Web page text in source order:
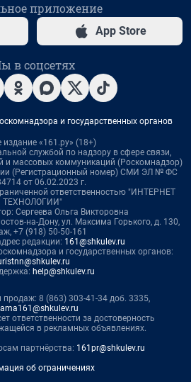
приложение
App Store
в соцсетях
и государственных органов
издание «161.ру» (18+)
службой по надзору в сфере связи,
и массовых коммуникаций (Роскомнадзор)
(Регистрационный номер) СМИ ЭЛ № ФС
от 06.02.2023 г.
ответственностью "ИНТЕРНЕТ
ТЕХНОЛОГИИ"
Сергеева Ольга Викторовна
на-Дону, ул. Максима Горького, д. 130,
+7 (918) 50-50-161
редакции: 161@shkulev.ru
и государственных органов:
help@shkulev.ru
продаж: 8 (863) 303-41-34 доб. 3335,
ответственности за достоверность
в рекламных объявлениях.
партнёрства: 161pr@shkulev.ru
об ограничениях